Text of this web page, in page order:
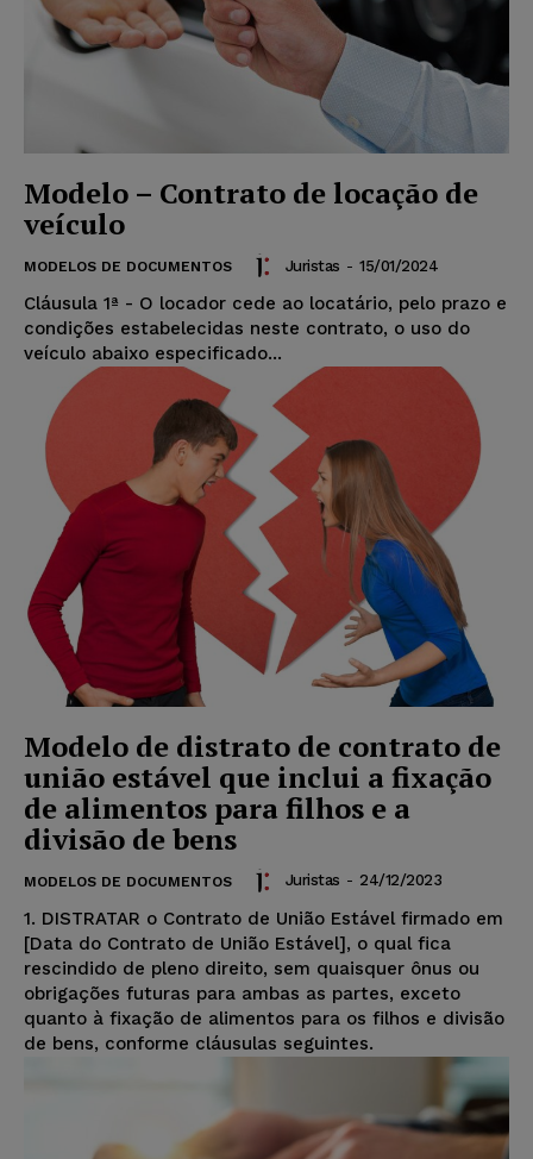
Modelo – Contrato de locação de
veículo
MODELOS DE DOCUMENTOS Juristas - 15/01/2024
Cláusula 1ª - O locador cede ao locatário, pelo prazo e
condições estabelecidas neste contrato, o uso do
veículo abaixo especificado...
Modelo de distrato de contrato de
união estável que inclui a fixação
de alimentos para filhos e a
divisão de bens
MODELOS DE DOCUMENTOS Juristas - 24/12/2023
1. DISTRATAR o Contrato de União Estável firmado em
[Data do Contrato de União Estável], o qual fica
rescindido de pleno direito, sem quaisquer ônus ou
obrigações futuras para ambas as partes, exceto
quanto à fixação de alimentos para os filhos e divisão
de bens, conforme cláusulas seguintes.